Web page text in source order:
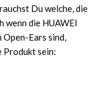
Du welche, die
wenn die HUAWEI
Ears sind,
Produkt sein: